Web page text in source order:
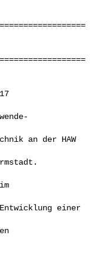
an der HAW
einer